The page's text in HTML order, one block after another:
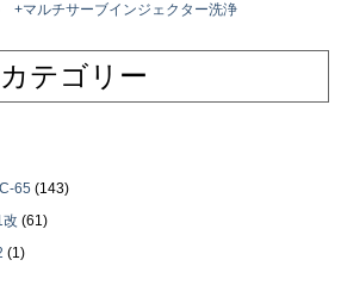
ルチサーブインジェクター洗浄
カテゴリー
65 (143)
(61)
(1)